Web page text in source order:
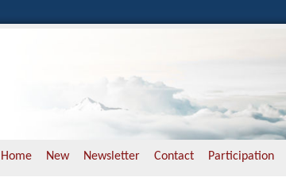
Home New Newsletter Contact Participation